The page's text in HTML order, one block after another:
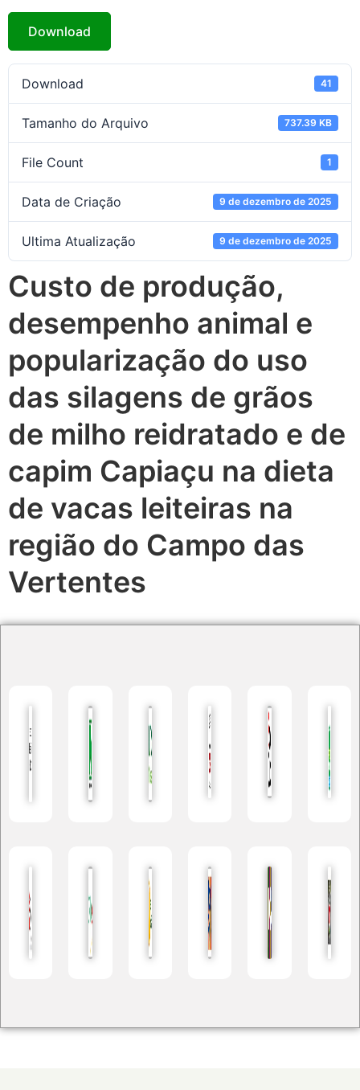
Download
Download 41
Tamanho do Arquivo 737.39 KB
File Count 1
Data de Criação 9 de dezembro de 2025
Ultima Atualização 9 de dezembro de 2025
Custo de produção,
desempenho animal e
popularização do uso
das silagens de grãos
de milho reidratado e de
capim Capiaçu na dieta
de vacas leiteiras na
região do Campo das
Vertentes